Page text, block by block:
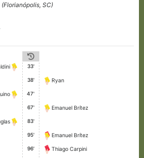
SC)
33'
38' Ryan
47'
67' Emanuel Brítez
83'
95' Emanuel Brítez
96' Thiago Carpini